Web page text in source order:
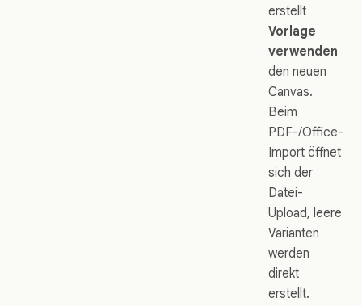
erstellt
Vorlage
verwenden
den neuen
Canvas.
Beim
PDF-/Office-
Import öffnet
sich der
Datei-
Upload, leere
Varianten
werden
direkt
erstellt.